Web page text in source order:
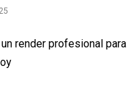
render profesional para